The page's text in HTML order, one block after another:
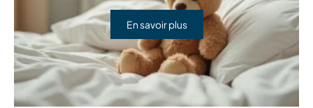
En savoir plus